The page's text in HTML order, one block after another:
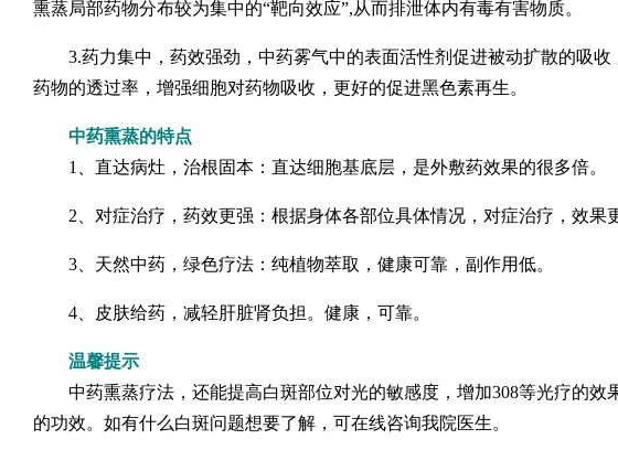
熏蒸局部药物分布较为集中的“靶向效应”,从而排泄体内有毒有害物质。
3.药力集中，药效强劲，中药雾气中的表面活性剂促进被动扩散的吸收
药物的透过率，增强细胞对药物吸收，更好的促进黑色素再生。
中药熏蒸的特点
1、直达病灶，治根固本：直达细胞基底层，是外敷药效果的很多倍。
2、对症治疗，药效更强：根据身体各部位具体情况，对症治疗，效果更
3、天然中药，绿色疗法：纯植物萃取，健康可靠，副作用低。
4、皮肤给药，减轻肝脏肾负担。健康，可靠。
温馨提示
中药熏蒸疗法，还能提高白斑部位对光的敏感度，增加308等光疗的效
的功效。如有什么白斑问题想要了解，可在线咨询我院医生。